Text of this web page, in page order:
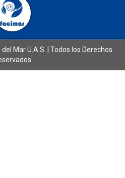
Mar U.A.S. | Todos los Derechos